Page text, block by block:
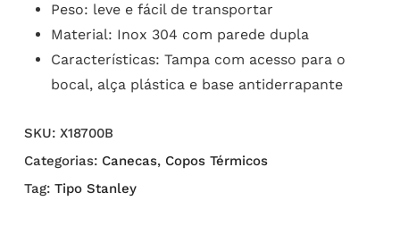
Peso: leve e fácil de transportar
Material: Inox 304 com parede dupla
Características: Tampa com acesso para o
bocal, alça plástica e base antiderrapante
SKU: X18700B
Categorias: Canecas, Copos Térmicos
Tag: Tipo Stanley